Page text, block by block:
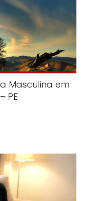
Masculina em
PE